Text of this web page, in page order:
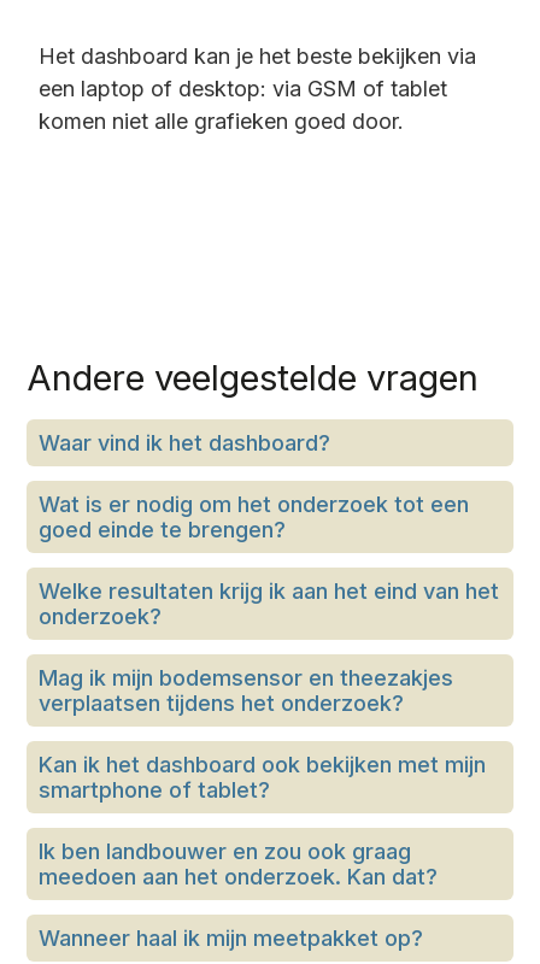
Het dashboard kan je het beste bekijken via
een laptop of desktop: via GSM of tablet
komen niet alle grafieken goed door.
Andere veelgestelde vragen
Waar vind ik het dashboard?
Wat is er nodig om het onderzoek tot een
goed einde te brengen?
Welke resultaten krijg ik aan het eind van het
onderzoek?
Mag ik mijn bodemsensor en theezakjes
verplaatsen tijdens het onderzoek?
Kan ik het dashboard ook bekijken met mijn
smartphone of tablet?
Ik ben landbouwer en zou ook graag
meedoen aan het onderzoek. Kan dat?
Wanneer haal ik mijn meetpakket op?